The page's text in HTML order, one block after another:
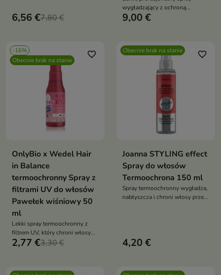
6,56 €7,80 €
wygładzający z ochroną
termiczną, wzbogacony złotem
uszkodzeniami podczas
stylizacji na gorąco
9,00 €
-16%
Obecnie brak na stanie
favorite_border
OnlyBio x Wedel Hair
in Balance
termoochronny Spray z
filtrami UV do włosów
Pawełek wiśniowy 50
ml
Lekki spray termoochronny z
filtrem UV, który chroni włosy
przed wysoką temperaturą,
2,77 €3,30 €
Obecnie brak na stanie favorite_border
Joanna STYLING effect
Spray do włosów
Termoochrona 150 ml
Spray termoochronny wygładza,
nabłyszcza i chroni włosy przed
4,20 €